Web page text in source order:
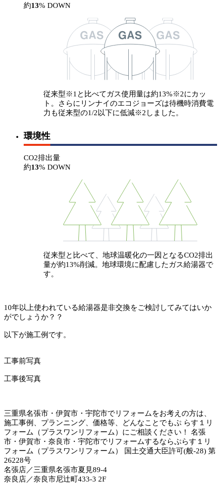
約13% DOWN
従来型※1 と比べてガス使用量は約13%※2にカッ
ト。さらにリンナイのエコジョーズは待機時消費電
力も従来型の1/2以下に低減※2 しました。
環境性
CO2排出量
約13% DOWN
従来型と比べて、地球温暖化の一因となるCO2排出
量が約13%削減。地球環境に配慮したガス給湯器で
す。
10年以上使われている給湯器是非交換をご検討してみてはいか
がでしょうか？？
以下が施工例です。
工事前写真
工事後写真
三重県名張市・伊賀市・宇陀市でリフォームをお考えの方は、
施工事例、プランニング、価格等、どんなことでもぷ らす１リ
フォーム（プラスワンリフォーム）にご相談ください！ 名張
市・伊賀市・奈良市・宇陀市でリフォームするならぷらす１リ
フォーム（プラスワンリフォーム） 国土交通大臣許可(般-28) 第
26228号
名張店／三重県名張市夏見89-4
奈良店／奈良市尼辻町433-3 2F